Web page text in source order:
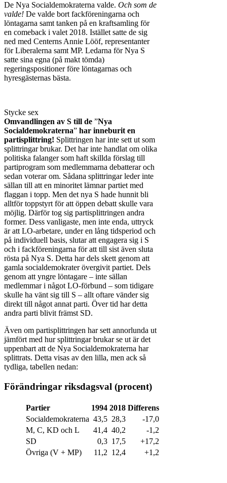
De Nya Socialdemokraterna valde. Och som de
valde! De valde bort fackföreningarna och
löntagarna samt tanken på en kraftsamling för
en comeback i valet 2018. Istället satte de sig
ned med Centerns Annie Lööf, representanter
för Liberalerna samt MP. Ledarna för Nya S
satte sina egna (på makt tömda)
regeringspositioner före löntagarnas och
hyresgästernas bästa.
Stycke sex
Omvandlingen av S till de ”Nya
Socialdemokraterna” har inneburit en
partisplittring! Splittringen har inte sett ut som
splittringar brukar. Det har inte handlat om olika
politiska falanger som haft skillda förslag till
partiprogram som medlemmarna debatterar och
sedan voterar om. Sådana splittringar leder inte
sällan till att en minoritet lämnar partiet med
flaggan i topp. Men det nya S hade hunnit bli
alltför toppstyrt för att öppen debatt skulle vara
möjlig. Därför tog sig partisplittringen andra
former. Dess vanligaste, men inte enda, uttryck
är att LO-arbetare, under en lång tidsperiod och
på individuell basis, slutar att engagera sig i S
och i fackföreningarna för att till sist även sluta
rösta på Nya S. Detta har dels skett genom att
gamla socialdemokrater övergivit partiet. Dels
genom att yngre löntagare – inte sällan
medlemmar i något LO-förbund – som tidigare
skulle ha vänt sig till S – allt oftare vänder sig
direkt till något annat parti. Över tid har detta
andra parti blivit främst SD.
Även om partisplittringen har sett annorlunda ut
jämfört med hur splittringar brukar se ut är det
uppenbart att de Nya Socialdemokraterna har
splittrats. Detta visas av den lilla, men ack så
tydliga, tabellen nedan:
Förändringar riksdagsval (procent)
Partier 1994 2018 Differens
Socialdemokraterna 43,5 28,3
-17,0
M, C, KD och L
41,4 40,2
-1,2
SD
0,3 17,5
+17,2
Övriga (V + MP)
11,2 12,4 +1,2